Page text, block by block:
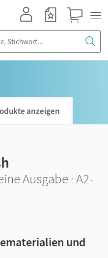
anzeigen
Ausgabe · A2-
und